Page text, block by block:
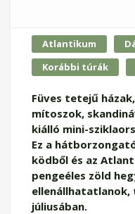
Atlantikum
Korábbi túrák
Füves tetejű
mítoszok,
kiálló mini-
Ez a
ködből és az
pengeéles zöld
ellenállhatatlanok,
júliusában.